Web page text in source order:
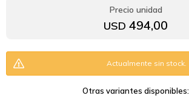
USD 494,00
Actualmente sin stock.
Otras variantes disponibles: